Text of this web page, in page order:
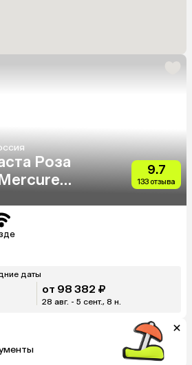
Роза
9.7
133 отзыва
даты
от 98 382 ₽
28 авг. - 5 сент., 8 н.